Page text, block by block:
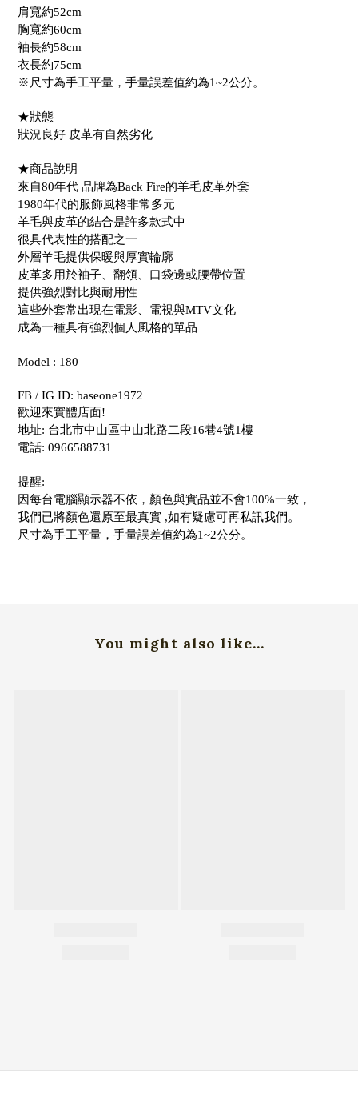
肩寬約52cm
胸寬約60cm
袖長約58cm
衣長約75cm
※尺寸為手工平量，手量誤差值約為1~2公分。
★狀態
狀況良好 皮革有自然劣化
★商品說明
來自80年代 品牌為Back Fire的羊毛皮革外套
1980年代的服飾風格非常多元
羊毛與皮革的結合是許多款式中
很具代表性的搭配之一
外層羊毛提供保暖與厚實輪廓
皮革多用於袖子、翻領、口袋邊或腰帶位置
提供強烈對比與耐用性
這些外套常出現在電影、電視與MTV文化
成為一種具有強烈個人風格的單品
Model : 180
FB / IG ID: baseone1972
歡迎來實體店面!
地址: 台北市中山區中山北路二段16巷4號1樓
電話: 0966588731
提醒:
因每台電腦顯示器不依，顏色與實品並不會100%一致，
我們已將顏色還原至最真實 ,如有疑慮可再私訊我們。
尺寸為手工平量，手量誤差值約為1~2公分。
You might also like...